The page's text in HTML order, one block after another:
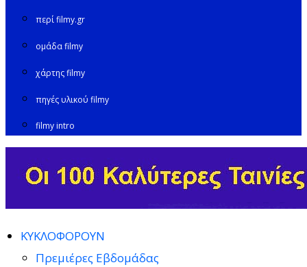
περί filmy.gr
ομάδα filmy
χάρτης filmy
πηγές υλικού filmy
filmy intro
ΚΥΚΛΟΦΟΡΟΥΝ
Πρεμιέρες Εβδομάδας